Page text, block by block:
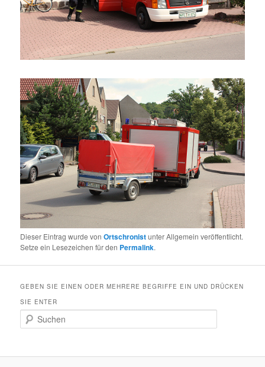
Dieser Eintrag wurde vonOrtschronistunter Allgemein veröffentlicht.
Setze ein Lesezeichen für den Permalink.
GEBEN SIE EINEN ODER MEHRERE BEGRIFFE EIN UND DRÜCKEN
SIE ENTER
u
e